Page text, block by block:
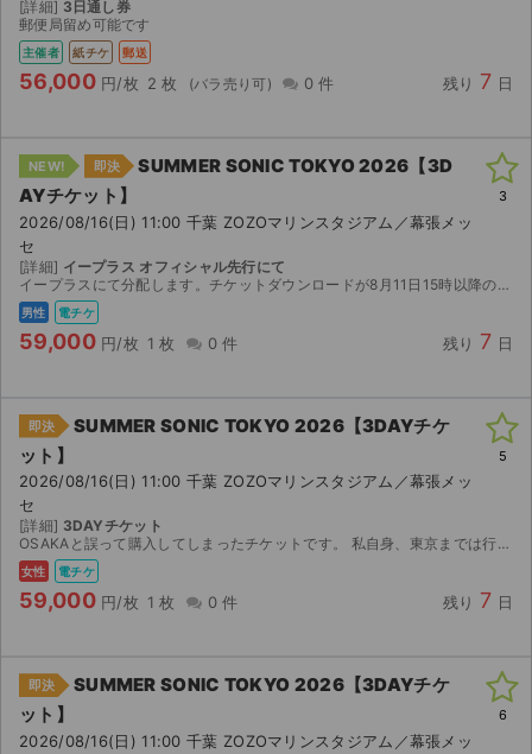
[詳細] 3日通し券
郵便局留め可能です
主催者 紙チケ 郵送
56,000 円/枚 2 枚 0 件 残り 7 日
NEW! 即決
SUMMER SONIC TOKYO 2026【3D
AYチケット】
2026/08/16(日) 11:00 千葉 ZOZOマリンスタジアム／幕張メッ
セ
[詳細] イープラス オフィシャル先行にて
イープラスにて分配します。チケットダウンロードが8月11日15時以降のため、可能な限り早く対応させていただきます。
男性 電チケ
59,000 円/枚 1 枚 0 件 残り 7 日
3
即決
SUMMER SONIC TOKYO 2026【3DAYチケ
ット】
2026/08/16(日) 11:00 千葉 ZOZOマリンスタジアム／幕張メッ
セ
[詳細] 3DAYチケット
OSAKAと誤って購入してしまったチケットです。 私自身、東京までは行けないので購入していただきたいです。
女性 電チケ
59,000 円/枚 1 枚 0 件 残り 7 日
5
即決
SUMMER SONIC TOKYO 2026【3DAYチケ
ット】
2026/08/16(日) 11:00 千葉 ZOZOマリンスタジアム／幕張メッ
6